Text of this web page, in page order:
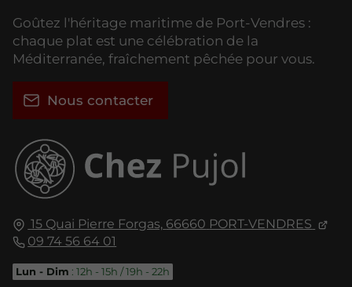
15 Quai Pierre Forgas, 66660 PORT-VENDRES
09 74 56 64 01
Lun - Dim : 12h - 15h / 19h - 22h
Goûtez l'héritage maritime de Port-Vendres :
chaque plat est une célébration de la
Méditerranée, fraîchement pêchée pour vous.
Nous contacter